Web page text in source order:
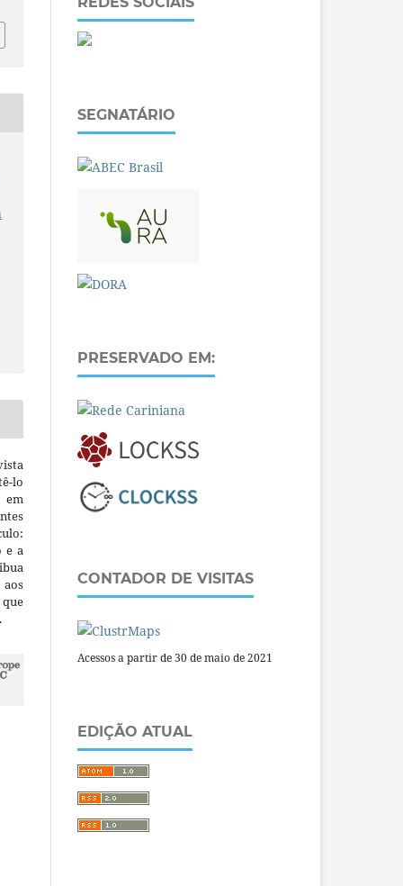
lo
em
e a
SEGNATÁRIO
PRESERVADO EM:
CONTADOR DE VISITAS
Acessos a partir de 30 de maio de 2021
EDIÇÃO ATUAL